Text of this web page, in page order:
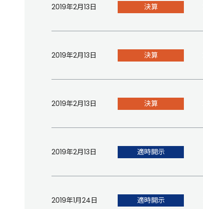
2019年2月13日 決算
2019年2月13日 決算
2019年2月13日 決算
2019年2月13日 適時開示
2019年1月24日 適時開示